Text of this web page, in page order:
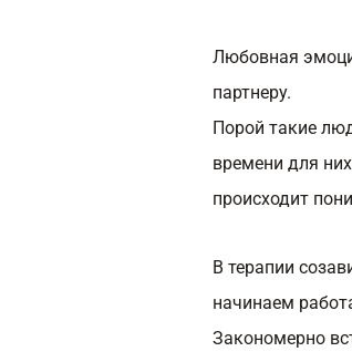
Любовная
партнеру.
Порой такие
времени для
происходит
В терапии
начинаем
Закономерно